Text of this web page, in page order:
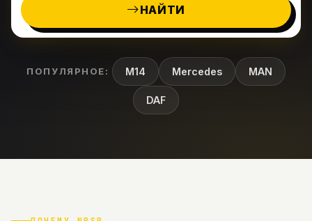
НАЙТИ
ПОПУЛЯРНОЕ: M14 Mercedes MAN
DAF